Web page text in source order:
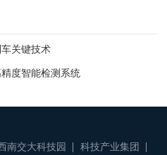
关键技术
度智能检测系统
南交大科技园
科技产业集团